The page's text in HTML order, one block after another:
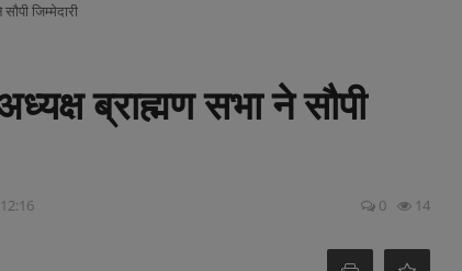
जिम्मेदारी
ब्राह्मण सभा ने सौपी
0 14